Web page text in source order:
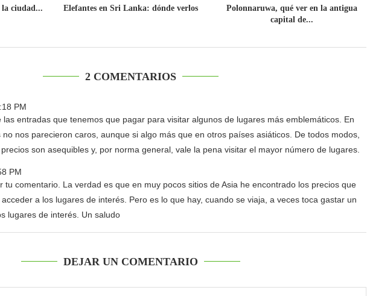
la ciudad... Elefantes en Sri Lanka: dónde verlos
Polonnaruwa, qué ver en la antigua
capital de...
2 COMENTARIOS
PM
entradas que tenemos que pagar para visitar algunos de lugares más emblemáticos. En
nos parecieron caros, aunque si algo más que en otros países asiáticos. De todos modos,
son asequibles y, por norma general, vale la pena visitar el mayor número de lugares.
PM
tu comentario. La verdad es que en muy pocos sitios de Asia he encontrado los precios que
a los lugares de interés. Pero es lo que hay, cuando se viaja, a veces toca gastar un
lugares de interés. Un saludo
DEJAR UN COMENTARIO